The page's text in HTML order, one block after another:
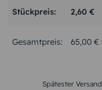
Stückpreis: 2,60 €
Gesamtpreis: 65,00 €
Spätester